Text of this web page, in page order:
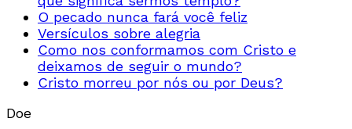
O pecado nunca fará você feliz
Versículos sobre alegria
Como nos conformamos com Cristo e
deixamos de seguir o mundo?
Cristo morreu por nós ou por Deus?
Doe